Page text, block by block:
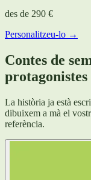
des de 290 €
Personalitzeu-lo →
Contes de
protagonistes
La història ja està
dibuixem a mà el
referència.